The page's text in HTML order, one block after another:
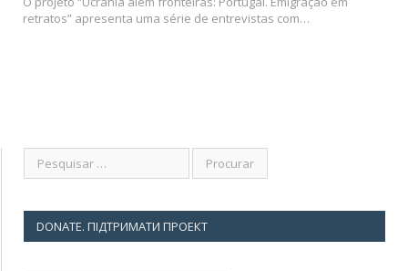
retratos” apresenta uma série de entrevistas com…
DONATE. ПІДТРИМАТИ ПРОЕКТ